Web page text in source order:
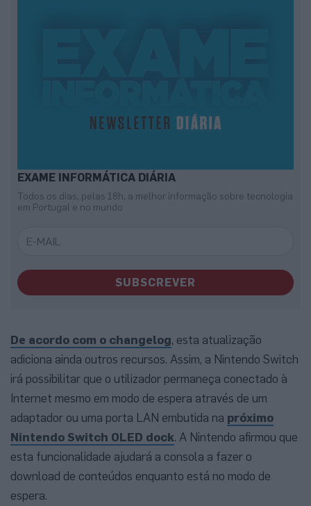
EXAME INFORMÁTICA DIÁRIA
Todos os dias, pelas 18h, a melhor informação sobre tecnologia
em Portugal e no mundo
SUBSCREVER
De acordo com o changelog, esta atualização
adiciona ainda outros recursos. Assim, a Nintendo Switch
irá possibilitar que o utilizador permaneça conectado à
Internet mesmo em modo de espera através de um
adaptador ou uma porta LAN embutida na próximo
Nintendo Switch OLED dock. A Nintendo afirmou que
esta funcionalidade ajudará a consola a fazer o
download de conteúdos enquanto está no modo de
espera.